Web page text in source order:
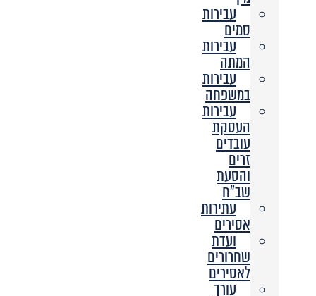
עבירות
סמים
עבירות
המתה
עבירות
במשפחה
עבירות
העסקת
עובדים
זרים
והסעת
שב”ח
עתירות
אסירים
ועדת
שחרורים
לאסירים
עורך